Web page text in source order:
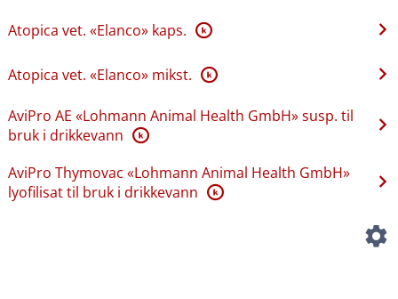
Atopica vet. «Elanco» kaps. K
Atopica vet. «Elanco» mikst. K
AviPro AE «Lohmann Animal Health GmbH» susp. til
bruk i drikkevann K
AviPro Thymovac «Lohmann Animal Health GmbH»
lyofilisat til bruk i drikkevann K